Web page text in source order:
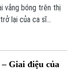
thức biểu diễn,
hút riêng và có
vắng bóng trên thị
lại của ca sĩ
chỉ tạo nên một
Giai điệu của